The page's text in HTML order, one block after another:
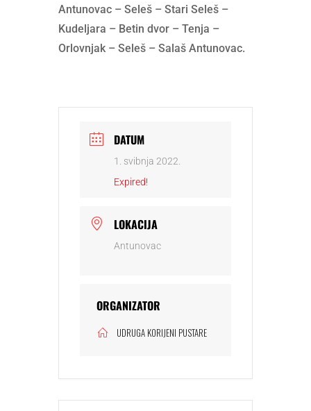
Antunovac – Seleš – Stari Seleš –
Kudeljara – Betin dvor – Tenja –
Orlovnjak – Seleš – Salaš Antunovac.
DATUM
1. svibnja 2022.
Expired!
LOKACIJA
Antunovac
ORGANIZATOR
UDRUGA KORIJENI PUSTARE